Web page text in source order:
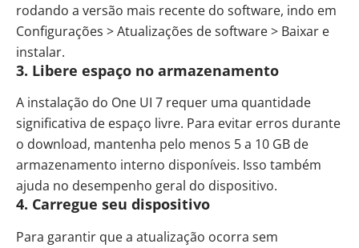
rodando a versão mais recente do software, indo em
Configurações > Atualizações de software > Baixar e
instalar.
3. Libere espaço no armazenamento
A instalação do One UI 7 requer uma quantidade
significativa de espaço livre. Para evitar erros durante
o download, mantenha pelo menos 5 a 10 GB de
armazenamento interno disponíveis. Isso também
ajuda no desempenho geral do dispositivo.
4. Carregue seu dispositivo
Para garantir que a atualização ocorra sem